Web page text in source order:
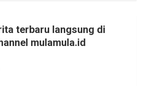
terbaru langsung di
mulamula.id